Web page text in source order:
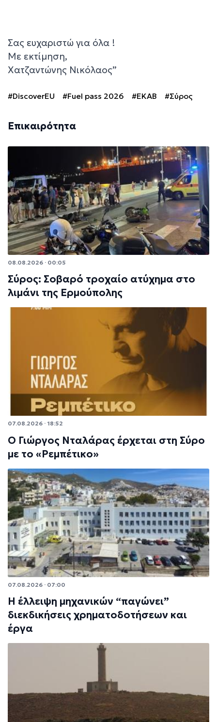
Σας ευχαριστώ για όλα !
Με εκτίμηση,
Χατζαντώνης Νικόλαος”
#DiscoverEU #Fuel pass 2026 #ΕΚΑΒ #Σύρος
Επικαιρότητα
08.08.2026 · 00:05
Σύρος: Σοβαρό τροχαίο ατύχημα στο
λιμάνι της Ερμούπολης
07.08.2026 · 18:52
Ο Γιώργος Νταλάρας έρχεται στη Σύρο
με το «Ρεμπέτικο»
07.08.2026 · 07:00
Η έλλειψη μηχανικών “παγώνει”
διεκδικήσεις χρηματοδοτήσεων και
έργα